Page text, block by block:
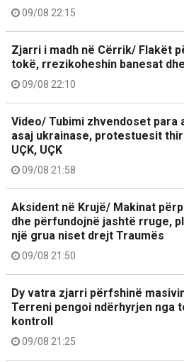
09/08 22:15
Zjarri i madh në Cërrik/ Flakët
tokë, rrezikoheshin banesat
09/08 22:10
Video/ Tubimi zhvendoset para
asaj ukrainase, protestuesit
UÇK, UÇK
09/08 21:58
Aksident në Krujë/ Makinat
dhe përfundojnë jashtë rruge,
një grua niset drejt Traumës
09/08 21:50
Dy vatra zjarri përfshinë
Terreni pengoi ndërhyrjen nga
kontroll
09/08 21:25